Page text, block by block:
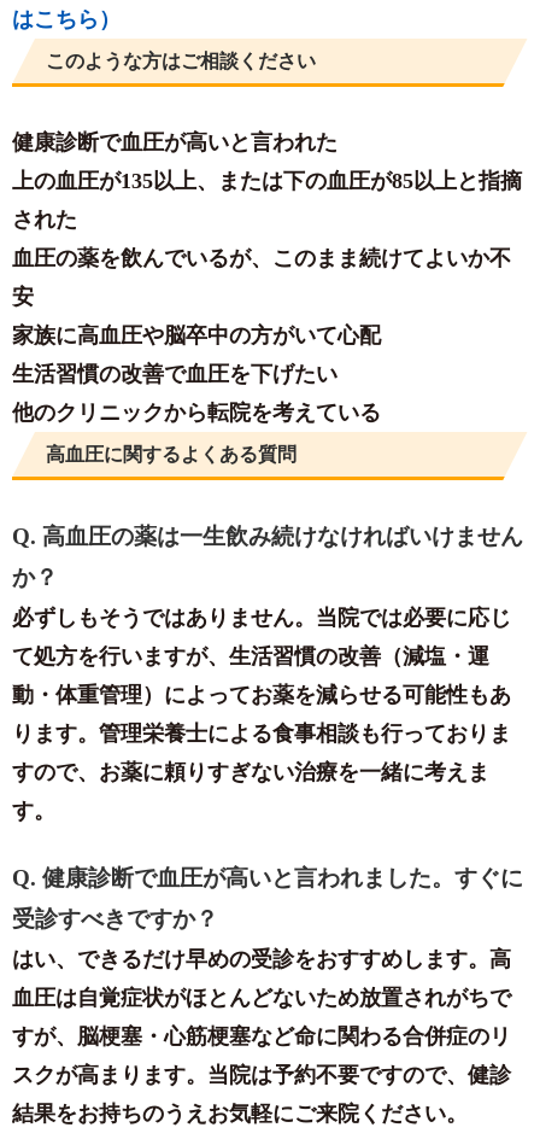
はこちら）
このような方はご相談ください
健康診断で血圧が高いと言われた
上の血圧が135以上、または下の血圧が85以上と指摘
された
血圧の薬を飲んでいるが、このまま続けてよいか不
安
家族に高血圧や脳卒中の方がいて心配
生活習慣の改善で血圧を下げたい
他のクリニックから転院を考えている
高血圧に関するよくある質問
Q. 高血圧の薬は一生飲み続けなければいけません
か？
必ずしもそうではありません。当院では必要に応じ
て処方を行いますが、生活習慣の改善（減塩・運
動・体重管理）によってお薬を減らせる可能性もあ
ります。管理栄養士による食事相談も行っておりま
すので、お薬に頼りすぎない治療を一緒に考えま
す。
Q. 健康診断で血圧が高いと言われました。すぐに
受診すべきですか？
はい、できるだけ早めの受診をおすすめします。高
血圧は自覚症状がほとんどないため放置されがちで
すが、脳梗塞・心筋梗塞など命に関わる合併症のリ
スクが高まります。当院は予約不要ですので、健診
結果をお持ちのうえお気軽にご来院ください。